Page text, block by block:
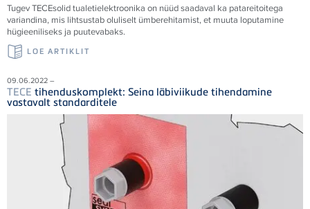
TugevTECEsolid tualetielektroonika on nüüd saadaval ka patareitoitega
variandina, mis lihtsustab oluliselt ümberehitamist, et muuta loputamine
hügieeniliseks ja puutevabaks.
LOE ARTIKLIT
09.06.2022 –
TECE tihenduskomplekt: Seina läbiviikude tihendamine
vastavalt standarditele